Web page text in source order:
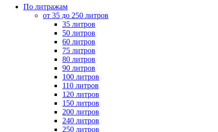
По литражам
от 35 до 250 литров
35 литров
50 литров
60 литров
75 литров
80 литров
90 литров
100 литров
110 литров
120 литров
150 литров
200 литров
240 литров
250 литров